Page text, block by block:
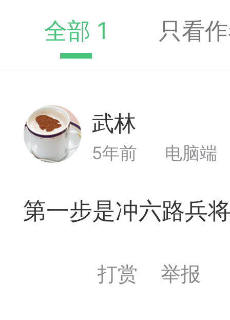
65
境界 Lv11
05-09 18:39
电脑端 公
弈易道APP下载
项
道app下载可点击
全部 1 只看
武林
5年前
电脑端
第一步是冲六路兵
打赏 举报